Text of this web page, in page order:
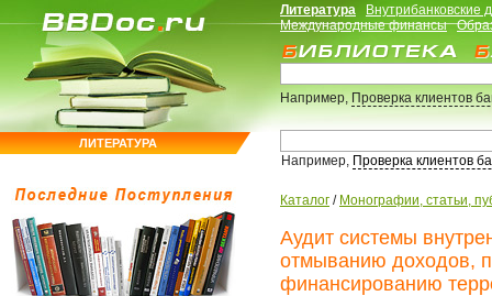
ЛИТЕРАТУРА
Литература
Внутрибанковские
Международные финансы
Например,Проверка клиентов
Например, Проверка клиентов
Каталог / Монографии, статьи,
Аудит системы
отмыванию доходов,
финансированию